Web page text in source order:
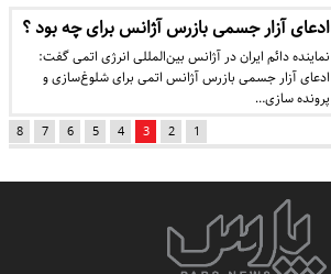
ادعای آزار جسمی بازرس آژانس برای چه بود ؟
نماینده دائم ایران در آژانس بین‌المللی انرژی اتمی گفت:
ادعای آزار جسمی بازرس آژانس اتمی برای شلوغ‌سازی و
پرونده سازی…
1
2
3
4
5
6
7
8